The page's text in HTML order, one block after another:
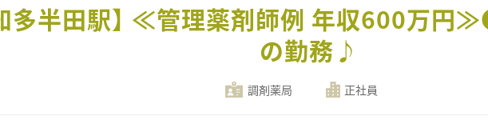
多半田駅】 ≪管理薬剤師例 年収600万
の勤務♪
調剤薬局 正社員